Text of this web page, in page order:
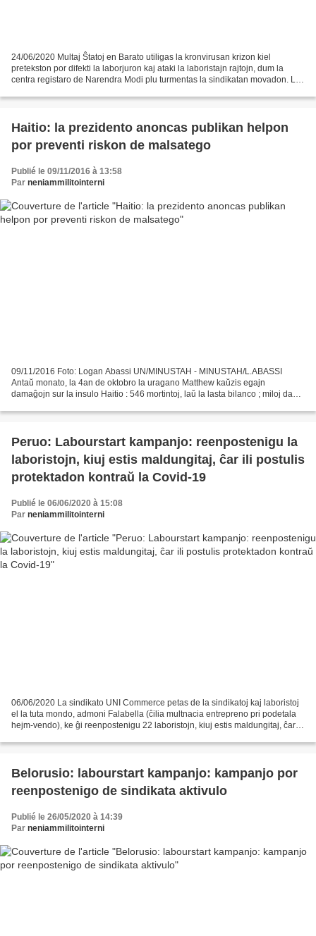
24/06/2020 Multaj Ŝtatoj en Barato utiligas la kronvirusan krizon kiel
pretekston por difekti la laborjuron kaj ataki la laboristajn rajtojn, dum la
centra registaro de Narendra Modi plu turmentas la sindikatan movadon. La
Haitio: la prezidento anoncas publikan helpon
por preventi riskon de malsatego
Publié le 09/11/2016 à 13:58
Par neniammilitointerni
09/11/2016 Foto: Logan Abassi UN/MINUSTAH - MINUSTAH/L.ABASSI
Antaŭ monato, la 4an de oktobro la uragano Matthew kaŭzis egajn
damaĝojn sur la insulo Haitio : 546 mortintoj, laŭ la lasta bilanco ; miloj da
Peruo: Labourstart kampanjo: reenpostenigu la
laboristojn, kiuj estis maldungitaj, ĉar ili postulis
protektadon kontraŭ la Covid-19
Publié le 06/06/2020 à 15:08
Par neniammilitointerni
06/06/2020 La sindikato UNI Commerce petas de la sindikatoj kaj laboristoj
el la tuta mondo, admoni Falabella (ĉilia multnacia entrepreno pri podetala
hejm-vendo), ke ĝi reenpostenigu 22 laboristojn, kiuj estis maldungitaj, ĉar ili
Belorusio: labourstart kampanjo: kampanjo por
reenpostenigo de sindikata aktivulo
Publié le 26/05/2020 à 14:39
Par neniammilitointerni